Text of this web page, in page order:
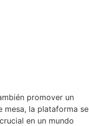
promover un
mesa, la plataforma se
en un mundo